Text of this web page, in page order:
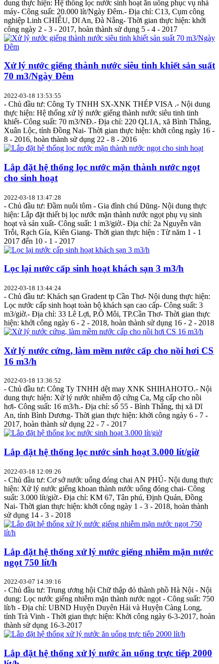
dung thực hiện: Hệ thống lọc nước sinh hoạt ăn uống phục vụ nhà
máy- Công suất: 20.000 lít/Ngày Đêm.- Địa chỉ: C13, Cụm công
nghiệp Linh CHIỂU, Dĩ An, Đà Nẵng- Thời gian thực hiện: khởi
công ngày 2 - 3 - 2017, hoàn thành sử dụng 5 - 4 - 2017
Xử lý nước giếng thành nước siêu tinh khiết sản suất
70 m3/Ngày Đêm
2022-03-18 13:53:55
- Chủ đầu tư: Công Ty TNHH SX-XNK THÉP VISA .- Nội dung
thực hiện: Hệ thống xử lý nước giếng thành nước siêu tinh tinh
khiết- Công suất: 70 m3/NĐ.- Địa chỉ: 220 QL1A, xã Bình Thắng,
Xuân Lộc, tỉnh Đồng Nai- Thời gian thực hiện: khởi công ngày 16 -
8 - 2016, hoàn thành sử dụng 22 - 8 - 2016
Lắp đặt hệ thống lọc nước mặn thành nước ngọt
cho sinh hoạt
2022-03-18 13:47:28
- Chủ đầu tư: Đầm nuôi tôm - Gia đình chú Dũng- Nội dung thực
hiện: Lắp đặt thiết bị lọc nước mặn thành nước ngọt phụ vụ sinh
hoạt và sản xuất- Công suất: 1 m3/giờ.- Địa chỉ: 2a Nguyễn văn
Trỗi, Rạch Gía, Kiên Giang- Thời gian thực hiện : Từ năm 1 - 1
2017 đến 10 - 1 - 2017
Lọc lại nước cấp sinh hoạt khách sạn 3 m3/h
2022-03-18 13:44:24
- Chủ đầu tư: Khách sạn Gradent tp Cần Thơ- Nội dung thực hiện:
Lọc nước cấp sinh hoạt toàn bộ khách sạn cao cấp- Công suất: 3
m3/giờ.- Địa chỉ: 33 Lê Lợi, P.Ô Môi, TP.Cần Thơ- Thời gian thực
hiện: khởi công ngày 6 - 2 - 2018, hoàn thành sử dụng 16 - 2 - 2018
Xử lý nước cứng, làm mềm nước cấp cho nồi hơi CS
16 m3/h
2022-03-18 13:36:52
- Chủ đầu tư: Công Ty TNHH dệt may XNK SHIHAHOTO.- Nội
dung thực hiện: Xử lý nước nhiễm độ cứng Ca, Mg cấp cho nồi
hơi- Công suất: 16 m3/h.- Địa chỉ: số 55 - Bình Thắng, thị xã Dĩ
An, tỉnh Bình Dương- Thời gian thực hiện: khởi công ngày 6 - 7 -
2017, hoàn thành sử dụng 22 - 7 - 2017
Lắp đặt hệ thống lọc nước sinh hoạt 3.000 lít/giờ
2022-03-18 12:09:26
- Chủ đầu tư: Cơ sở nước uống đóng chai AN PHÚ- Nội dung thực
hiện: Xử lý nước giếng khoan thành nước uống đóng chai- Công
suất: 3.000 lít/giờ.- Địa chỉ: KM 67, Tân phú, Định Quán, Đồng
Nai- Thời gian thực hiện: khởi công ngày 1 - 3 - 2018, hoàn thành
sử dụng 14 - 3 - 2018
Lắp đặt hệ thống xử lý nước giếng nhiễm mặn nước
ngọt 750 lít/h
2022-03-07 14:39:16
- Chủ đầu tư: Trung ương hội Chữ thập đỏ thành phồ Hà Nội - Nội
dung: Lọc nước giếng nhiễm mặn thành nước ngọt - Công suất: 750
lít/h - Địa chỉ: UBND Huyện Duyên Hải và Huyện Càng Long,
tỉnh Trà Vinh - Thời gian thực hiện: Khởi công ngày 6-3-2017, hoàn
thành sử dụng 16-3-2017
Lắp đặt hệ thống xử lý nước ăn uống trực tiếp 2000